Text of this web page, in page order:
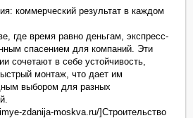
коммерческий результат в каждом
где время равно деньгам, экспресс-
спасением для компаний. Эти
сочетают в себе устойчивость,
монтаж, что дает им
выбором для разных
zdanija-moskva.ru/]Строительство